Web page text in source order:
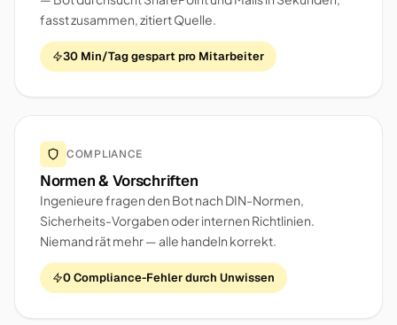
fasst zusammen, zitiert Quelle.
30 Min/Tag gespart pro Mitarbeiter
COMPLIANCE
Normen & Vorschriften
Ingenieure fragen den Bot nach DIN-Normen,
Sicherheits-Vorgaben oder internen Richtlinien.
Niemand rät mehr — alle handeln korrekt.
0 Compliance-Fehler durch Unwissen